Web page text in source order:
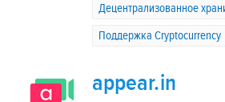
Децентрализованное
Поддержка Cryptocurrency
appear.in